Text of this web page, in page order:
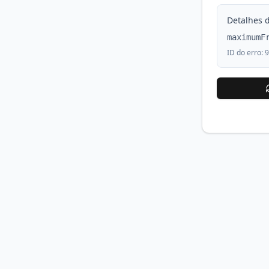
Detalhes
ID do erro: